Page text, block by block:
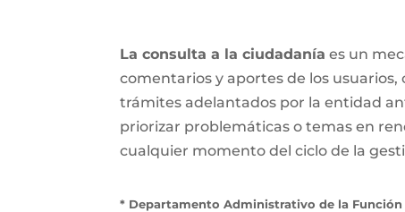
La consulta a la ciudadanía es un
comentarios y aportes de los
trámites adelantados por la entidad
priorizar problemáticas o temas en
cualquier momento del ciclo de la
* Departamento Administrativo de la